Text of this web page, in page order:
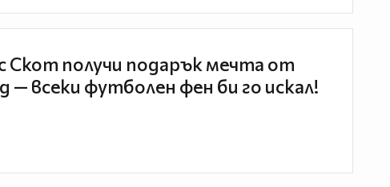
Скот получи подарък мечта от
— всеки футболен фен би го искал!